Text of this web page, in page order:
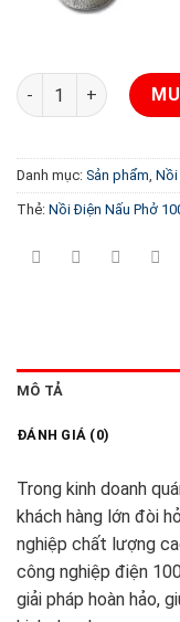
Nồi Nấu Phở Công
Danh mục: Sản phẩm, Nồi
Thẻ: Nồi Điện Nấu Phở
MÔ TẢ
ĐÁNH GIÁ (0)
Trong kinh doanh
khách hàng lớn đòi
nghiệp chất lượng
công nghiệp điện
giải pháp hoàn hảo,